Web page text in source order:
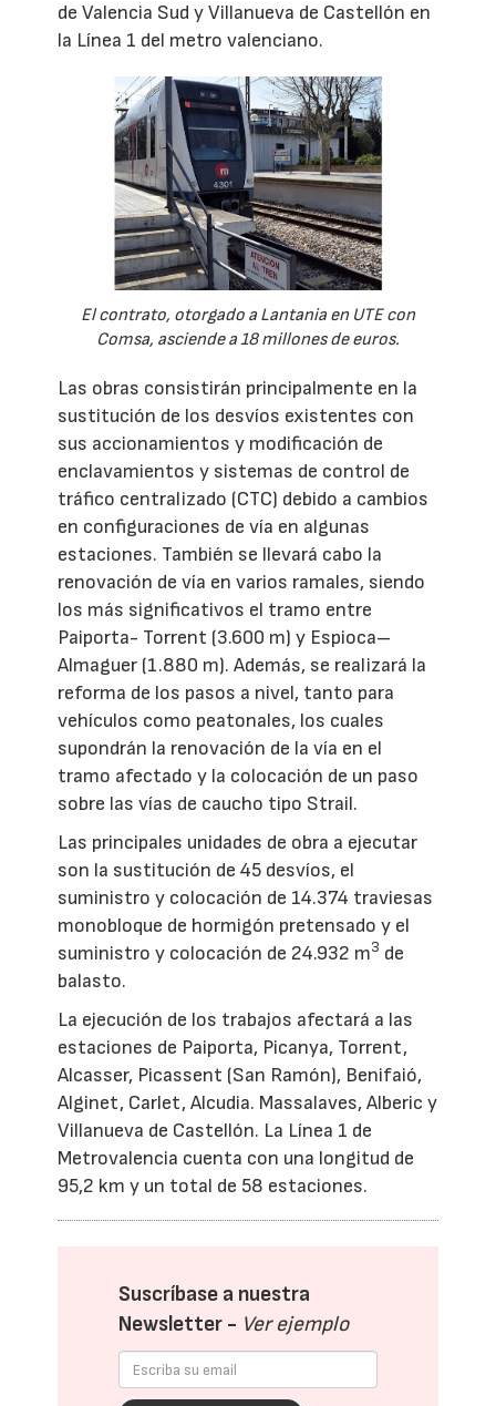
de Valencia Sud y Villanueva de Castellón en
la Línea 1 del metro valenciano.
El contrato, otorgado a Lantania en UTE con
Comsa, asciende a 18 millones de euros.
Las obras consistirán principalmente en la
sustitución de los desvíos existentes con
sus accionamientos y modificación de
enclavamientos y sistemas de control de
tráfico centralizado (CTC) debido a cambios
en configuraciones de vía en algunas
estaciones. También se llevará cabo la
renovación de vía en varios ramales, siendo
los más significativos el tramo entre
Paiporta- Torrent (3.600 m) y Espioca–
Almaguer (1.880 m). Además, se realizará la
reforma de los pasos a nivel, tanto para
vehículos como peatonales, los cuales
supondrán la renovación de la vía en el
tramo afectado y la colocación de un paso
sobre las vías de caucho tipo Strail.
Las principales unidades de obra a ejecutar
son la sustitución de 45 desvíos, el
suministro y colocación de 14.374 traviesas
monobloque de hormigón pretensado y el
suministro y colocación de 24.932 m3 de
balasto.
La ejecución de los trabajos afectará a las
estaciones de Paiporta, Picanya, Torrent,
Alcasser, Picassent (San Ramón), Benifaió,
Alginet, Carlet, Alcudia. Massalaves, Alberic y
Villanueva de Castellón. La Línea 1 de
Metrovalencia cuenta con una longitud de
95,2 km y un total de 58 estaciones.
Suscríbase a nuestra
Newsletter - Ver ejemplo